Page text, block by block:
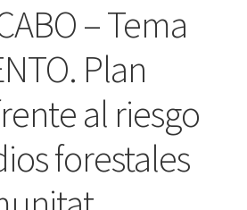
– Tema
Plan
al riesgo
forestales